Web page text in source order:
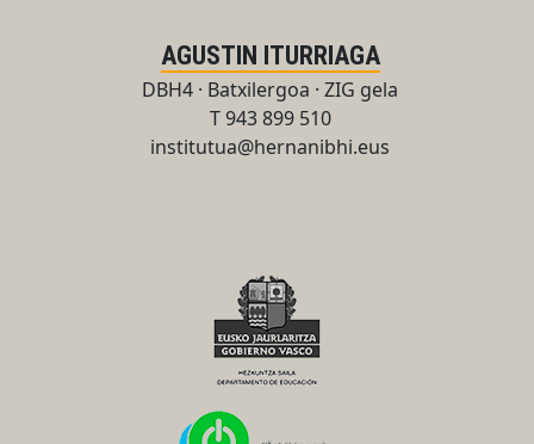
AGUSTIN ITURRIAGA
DBH4 · Batxilergoa · ZIG gela
T 943 899 510
institutua@hernanibhi.eus